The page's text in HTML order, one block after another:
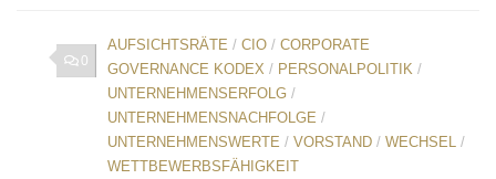
0
AUFSICHTSRÄTE / CIO / CORPORATE
GOVERNANCE KODEX / PERSONALPOLITIK /
UNTERNEHMENSERFOLG /
UNTERNEHMENSNACHFOLGE /
UNTERNEHMENSWERTE / VORSTAND / WECHSEL
/
WETTBEWERBSFÄHIGKEIT